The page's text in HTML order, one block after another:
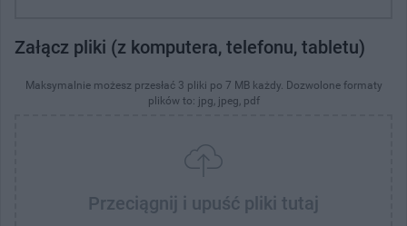
Załącz pliki (z komputera, telefonu, tabletu)
Maksymalnie możesz przesłać 3 pliki po 7 MB każdy. Dozwolone formaty
plików to: jpg, jpeg, pdf
Przeciągnij i upuść pliki tutaj